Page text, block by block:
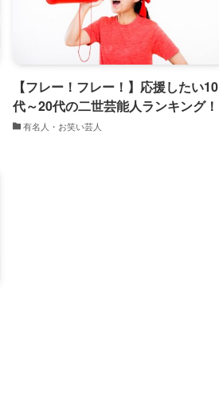
【フレー！フレー！】応援したい10
代～20代の二世芸能人ランキング！
有名人・お笑い芸人